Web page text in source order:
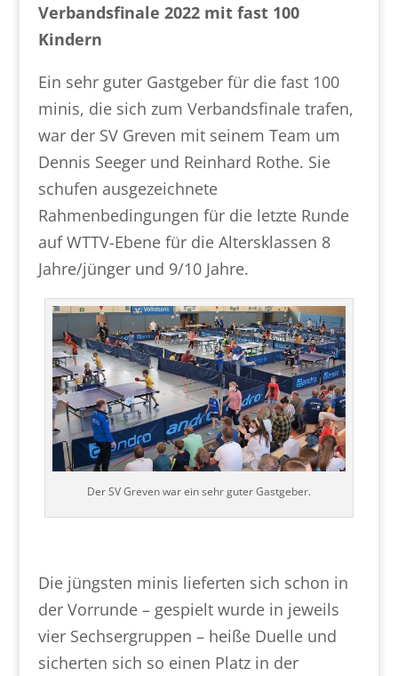
Verbandsfinale 2022 mit fast 100
Kindern
Ein sehr guter Gastgeber für die fast 100
minis, die sich zum Verbandsfinale trafen,
war der SV Greven mit seinem Team um
Dennis Seeger und Reinhard Rothe. Sie
schufen ausgezeichnete
Rahmenbedingungen für die letzte Runde
auf WTTV-Ebene für die Altersklassen 8
Jahre/jünger und 9/10 Jahre.
Der SV Greven war ein sehr guter Gastgeber.
Die jüngsten minis lieferten sich schon in
der Vorrunde – gespielt wurde in jeweils
vier Sechsergruppen – heiße Duelle und
sicherten sich so einen Platz in der